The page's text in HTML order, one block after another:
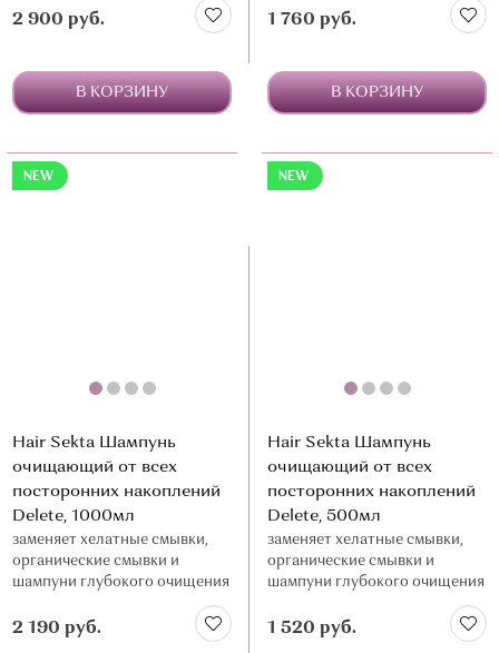
цвет
2 900 руб.
В КОРЗИНУ
цвет
1 760 руб.
В КОРЗИНУ
NEW
Hair Sekta Шампунь
очищающий от всех
посторонних накоплений
Delete, 1000мл
заменяет хелатные смывки,
органические смывки и
шампуни глубокого очищения
2 190 руб.
NEW
Hair Sekta Шампунь
очищающий от всех
посторонних накоплений
Delete, 500мл
заменяет хелатные смывки,
органические смывки и
шампуни глубокого очищения
1 520 руб.